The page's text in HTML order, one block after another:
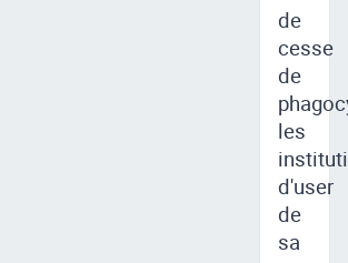
de
cesse
de
les
d'user
de
sa